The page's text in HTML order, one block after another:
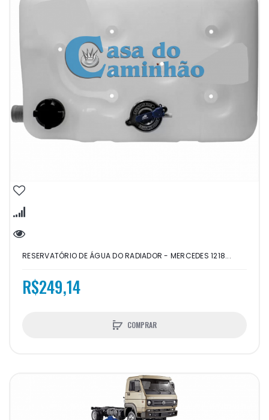
RESERVATÓRIO DE ÁGUA DO RADIADOR - MERCEDES 1218...
R$249,14
COMPRAR